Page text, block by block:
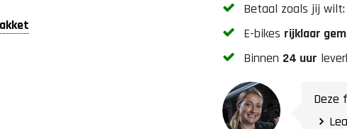
Betaal zoals jij wilt:
E-bikes rijklaar
Binnen 24 uur
Deze